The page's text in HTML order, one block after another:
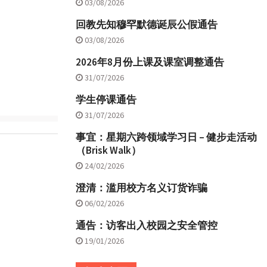
03/08/2026
回教先知穆罕默德诞辰公假通告
03/08/2026
2026年8月份上课及课室调整通告
31/07/2026
学生停课通告
31/07/2026
事宜：星期六跨领域学习日 – 健步走活动
（Brisk Walk）
24/02/2026
澄清：滥用校方名义订货诈骗
06/02/2026
通告：访客出入校园之安全管控
19/01/2026